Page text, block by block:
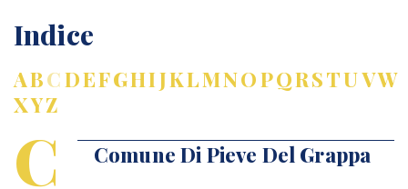
Indice
ABCDEFGHIJKLMNOPQRSTUVW
XYZ
C Comune Di Pieve Del Grappa